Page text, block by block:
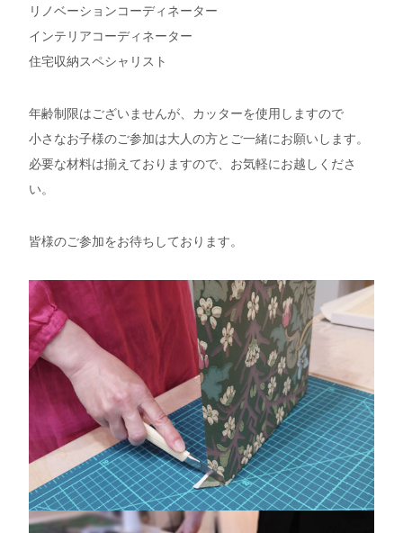
リノベーションコーディネーター
インテリアコーディネーター
住宅収納スペシャリスト
年齢制限はございませんが、カッターを使用しますので
小さなお子様のご参加は大人の方とご一緒にお願いします。
必要な材料は揃えておりますので、お気軽にお越しくださ
い。
皆様のご参加をお待ちしております。